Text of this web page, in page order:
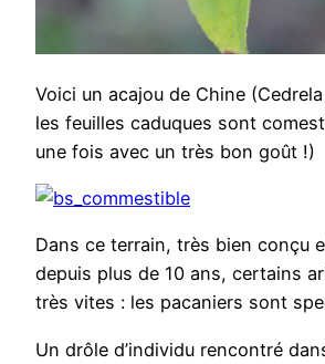
Voici un acajou de Chine
les feuilles caduques sont
une fois avec un très bon goût !)
Dans ce terrain, très bien conçu
depuis plus de 10 ans, certains
très vites : les pacaniers sont
Un drôle d’individu rencontré